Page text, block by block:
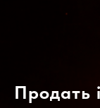
Продать